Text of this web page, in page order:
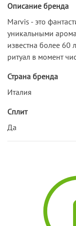
Описание бренда
Marvis - это
уникальными
известна более 60
ритуал в момент
Страна бренда
Италия
Сплит
Да